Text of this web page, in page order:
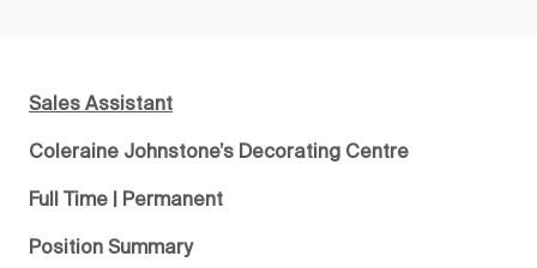
Sales Assistant
Coleraine Johnstone’s Decorating Centre
Full Time | Permanent
Position Summary